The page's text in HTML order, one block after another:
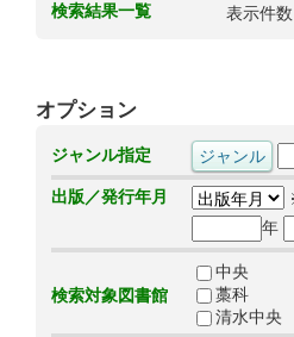
検索結果一覧 表示件数
オプション
ジャンル指定
出版／発行年月
年
検索対象図書館
中央
藁科
清水中央